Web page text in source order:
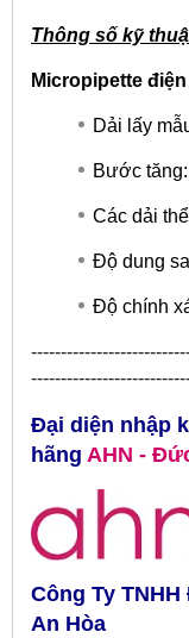
Thông số kỹ
Micropipette điện
Dải lấy
Bước tăng:
Các dải
Độ dung
Độ chính
Đại diện nhập
hãng AHN -
Công Ty
An Hòa